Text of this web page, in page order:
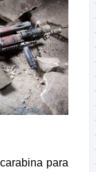
para